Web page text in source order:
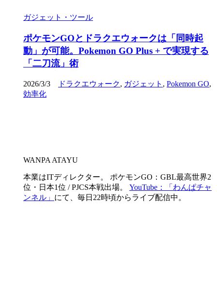
ガジェット・ツール
ポケモンGOとドラクエウォークは「同時起
動」が可能。Pokemon GO Plus + で実現する
「二刀流」術
2026/3/3 ドラクエウォーク, ガジェット , Pokemon GO,
効率化
WANPA ATAYU
本業はITディレクター。 ポケモンGO：GBL最高世界2
位・日本1位 / PJCS本戦出場。 YouTube：「わんぱチャ
ンネル」 にて、毎日22時頃からライブ配信中。